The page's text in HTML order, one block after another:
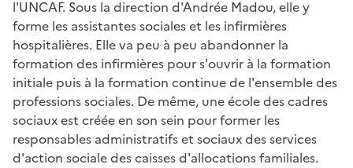
l'UNCAF. Sous la direction d'Andrée Madou, elle y
forme les assistantes sociales et les infirmières
hospitalières. Elle va peu à peu abandonner la
formation des infirmières pour s'ouvrir à la formation
initiale puis à la formation continue de l'ensemble des
professions sociales. De même, une école des cadres
sociaux est créée en son sein pour former les
responsables administratifs et sociaux des services
d'action sociale des caisses d'allocations familiales.